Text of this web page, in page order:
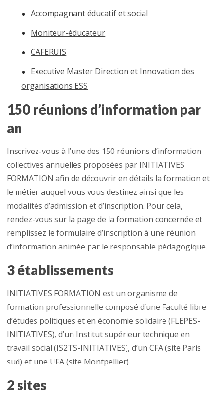
Accompagnant éducatif et social
Moniteur-éducateur
CAFERUIS
Executive Master Direction et Innovation des
organisations ESS
150 réunions d’information par
an
Inscrivez-vous à l’une des 150 réunions d’information
collectives annuelles proposées par INITIATIVES
FORMATION afin de découvrir en détails la formation et
le métier auquel vous vous destinez ainsi que les
modalités d’admission et d’inscription. Pour cela,
rendez-vous sur la page de la formation concernée et
remplissez le formulaire d’inscription à une réunion
d’information animée par le responsable pédagogique.
3 établissements
INITIATIVES FORMATION est un organisme de
formation professionnelle composé d’une Faculté libre
d’études politiques et en économie solidaire (FLEPES-
INITIATIVES), d’un Institut supérieur technique en
travail social (IS2TS-INITIATIVES), d’un CFA (site Paris
sud) et une UFA (site Montpellier).
2 sites